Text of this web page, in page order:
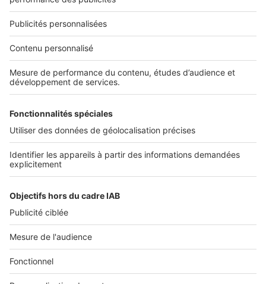
Nous recrutons
NOS APPLICATIONS
Découvrez nos applications
Tous nos services pro
Accès client
Mes annonces sur SeLoger
À DÉCOUVRIR
Tout l'immobilier
Toutes les villes
Tous les départements
Toutes les régions